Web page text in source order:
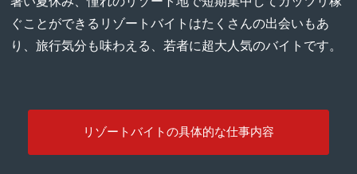
ぐことができるリゾートバイトはたくさんの出会いもあ
り、旅行気分も味わえる、若者に超大人気のバイトです。
リゾートバイトの具体的な仕事内容